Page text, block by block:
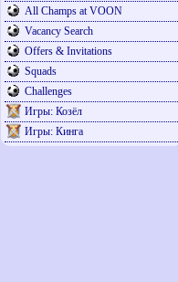
All Champs at VOON
Vacancy Search
Offers & Invitations
Squads
Challenges
Игры: Козёл
Игры: Кинга